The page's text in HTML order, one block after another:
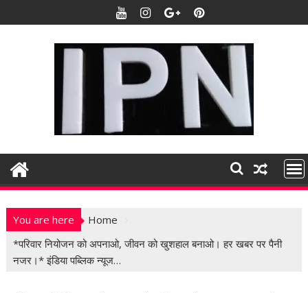
k
t
n
You are here
Home
*परिवार नियोजन को अपनाओ, जीवन को खुशहाल बनाओ। हर खबर पर पैनी
नजर।* इंडिया पब्लिक न्यूज…